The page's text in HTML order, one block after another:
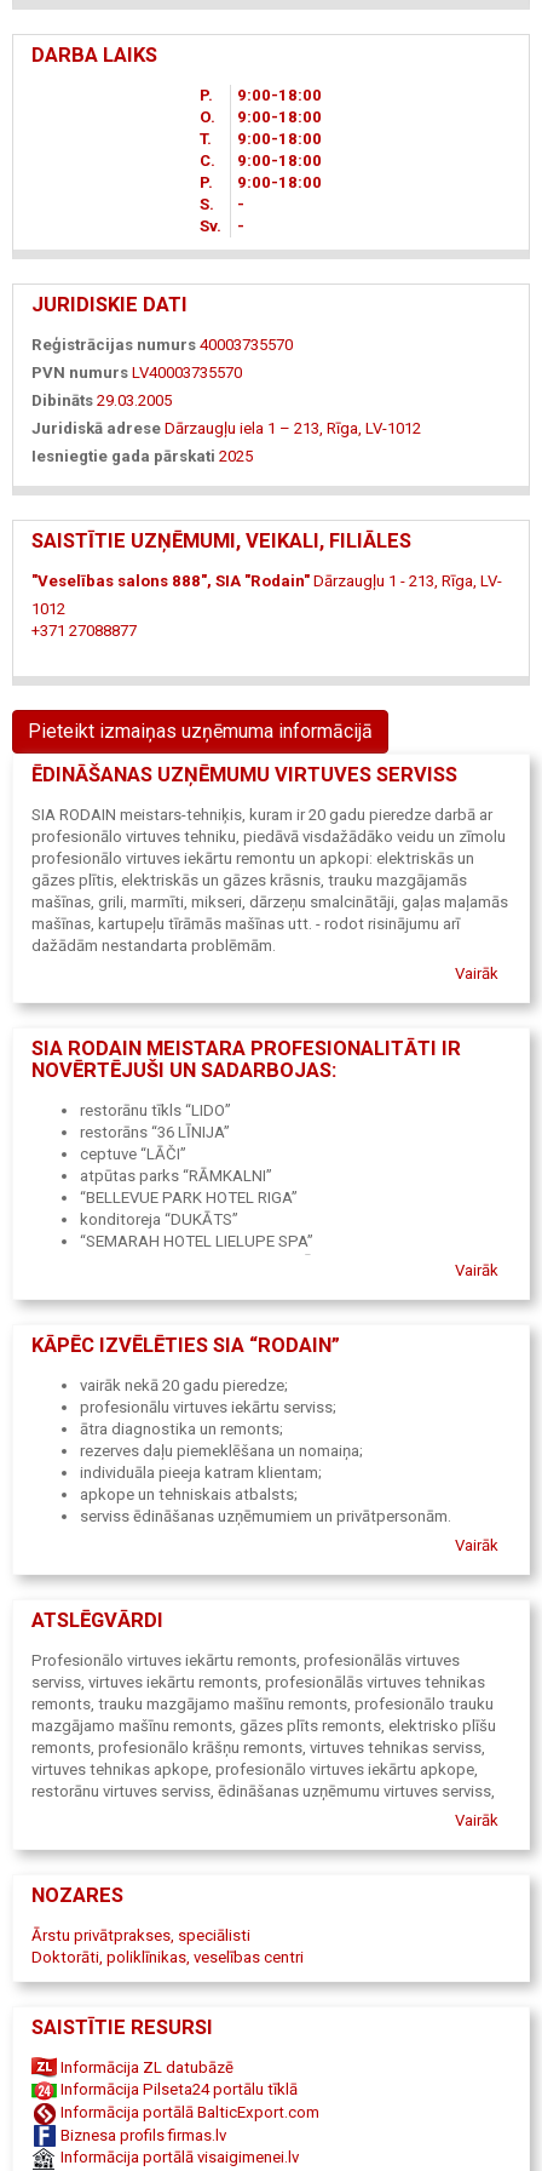
DARBA LAIKS
P. 9 00-18 00
O.
9 00-18 00
T.
9 00-18 00
C.
9 00-18 00
P.
9 00-18 00
S.
-
Sv.
-
JURIDISKIE DATI
Reģistrācijas numurs 40003735570
PVN numurs LV40003735570
Dibināts 29.03.2005
Juridiskā adrese Dārzaugļu iela 1 – 213, Rīga, LV-1012
Iesniegtie gada pārskati 2025
SAISTĪTIE UZŅĒMUMI, VEIKALI, FILIĀLES
"Veselības salons 888", SIA "Rodain" Dārzaugļu 1 - 213, Rīga, LV-
1012
+371 27088877
Pieteikt izmaiņas uzņēmuma informācijā
ĒDINĀŠANAS UZŅĒMUMU VIRTUVES SERVISS
SIA RODAIN meistars-tehniķis, kuram ir 20 gadu pieredze darbā ar
profesionālo virtuves tehniku, piedāvā visdažādāko veidu un zīmolu
profesionālo virtuves iekārtu remontu un apkopi: elektriskās un
gāzes plītis, elektriskās un gāzes krāsnis, trauku mazgājamās
mašīnas, grili, marmīti, mikseri, dārzeņu smalcinātāji, gaļas maļamās
mašīnas, kartupeļu tīrāmās mašīnas utt. - rodot risinājumu arī
dažādām nestandarta problēmām.
Pamatuzdevums – profesionālo virtuves iekārtu diagnostika un
nomaiņa, iekārtu apkope. Māris 28335565
Vairāk
SIA RODAIN MEISTARA PROFESIONALITĀTI IR
NOVĒRTĒJUŠI UN SADARBOJAS:
restorānu tīkls “LIDO”
restorāns “36 LĪNIJA”
ceptuve “LĀČI”
atpūtas parks “RĀMKALNI”
“BELLEVUE PARK HOTEL RIGA”
konditoreja “DUKĀTS”
“SEMARAH HOTEL LIELUPE SPA”
restorāns “JŪRA”
restorāns “EL SANTO” un citi
personām.
Vairāk
KĀPĒC IZVĒLĒTIES SIA “RODAIN”
vairāk nekā 20 gadu pieredze;
profesionālu virtuves iekārtu serviss;
ātra diagnostika un remonts;
rezerves daļu piemeklēšana un nomaiņa;
individuāla pieeja katram klientam;
apkope un tehniskais atbalsts;
serviss ēdināšanas uzņēmumiem un privātpersonām.
SIA “Rodain” nodrošina uzticamu profesionālās virtuves tehnikas
Vairāk
ATSLĒGVĀRDI
Profesionālo virtuves iekārtu remonts, profesionālās virtuves
serviss, virtuves iekārtu remonts, profesionālās virtuves tehnikas
remonts, trauku mazgājamo mašīnu remonts, profesionālo trauku
mazgājamo mašīnu remonts, gāzes plīts remonts, elektrisko plīšu
remonts, profesionālo krāšņu remonts, virtuves tehnikas serviss,
virtuves tehnikas apkope, profesionālo virtuves iekārtu apkope,
restorānu virtuves serviss, ēdināšanas uzņēmumu virtuves serviss,
virtuves iekārtu diagnostika, profesionālās tehnikas remonts, grilu
remonts, dārzeņu smalcinātāju remonts, kartupeļu tīrāmo mašīnu
virtuves tehnikas meistars, profesionālo iekārtu meistars, restorānu
iekārtu remonts, viesnīcu virtuves tehnikas remonts, kafejnīcu
virtuves iekārtu remonts, virtuves iekārtu serviss Rīgā, profesionālo
plīšu remonts, virtuves iekārtu tehniskā apkope, industriālās
virtuves remonts, profesionālā virtuves tehnika, virtuves iekārtu
serviss, Rodain SIA, profesionālas virtuves serviss Rīga,
virtuvesiekarturemonts.lv, ANGELO PO, BAKE OF, BEST FOR, Bertos,
CONVOTHERM, EGO, Elektrolux, Eloma, Fagor, FOINOX, FRIMA, GIGA,
HOBART, HOUNO, Kuppersbusch, LAINOX, METOS, MBM, MKN, Olis,
PALUX, PIRON, RATIONAL, UNOX, ZANUSSI, Adler, ALPENINOX,
COLGED, COMENDA, DIHR, ELETTROBAR, ELFRAMO, GIGA, IME
OMNIWASH, KROMO, LAMBER, MBM, OEM, SILANOS, Winterhalter.
Vairāk
NOZARES
Ārstu privātprakses, speciālisti
Doktorāti, poliklīnikas, veselības centri
SAISTĪTIE RESURSI
Informācija ZL datubāzē
Informācija Pilseta24 portālu tīklā
Informācija portālā BalticExport.com
Biznesa profils firmas.lv
Informācija portālā visaigimenei.lv